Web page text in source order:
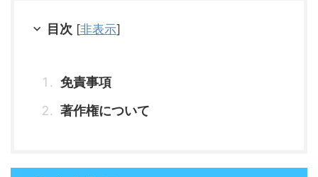
目次 [非表示]
免責事項
著作権について